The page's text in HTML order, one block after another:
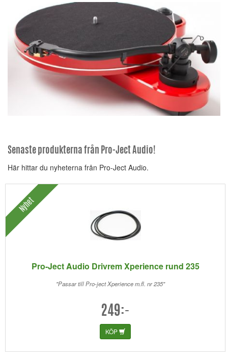
Senaste produkterna från Pro-Ject Audio!
Här hittar du nyheterna från Pro-Ject Audio.
Nyhet
Pro-Ject Audio Drivrem Xperience rund 235
"Passar till Pro-ject Xperience m.fl. nr 235"
249:-
KÖP